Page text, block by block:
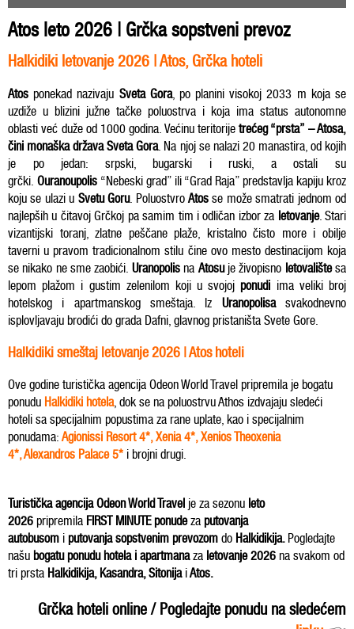
Atos leto 2026 | Grčka sopstveni prevoz
Halkidiki letovanje 2026 | Atos, Grčka hoteli
Atosponekad nazivaju Sveta Gora, po planini visokoj 2033 m koja se
uzdiže u blizini južne tačke poluostrva i koja ima status autonomne
oblasti već duže od 1000 godina. Većinu teritorijetrećeg “prsta” – Atosa,
čini monaška država Sveta Gora. Na njoj se nalazi 20 manastira, od kojih
je po jedan: srpski, bugarski i ruski, a ostali su
grčki. Ouranoupolis “Nebeski grad” ili “Grad Raja” predstavlja kapiju kroz
koju se ulazi u Svetu Goru. PoluostvroAtosse može smatrati jednom od
najlepših u čitavoj Grčkoj pa samim tim i odličan izbor za letovanje. Stari
vizantijski toranj, zlatne peščane plaže, kristalno čisto more i obilje
taverni u pravom tradicionalnom stilu čine ovo mesto destinacijom koja
se nikako ne sme zaobići. UranopolisnaAtosuje živopisno letovalištesa
lepom plažom i gustim zelenilom koji u svojojponudi ima veliki broj
hotelskog i apartmanskog smeštaja. Iz Uranopolisasvakodnevno
isplovljavaju brodići do grada Dafni, glavnog pristaništa Svete Gore.
Halkidiki smeštaj letovanje 2026 | Atos hoteli
Ove godine turistička agencija Odeon World Travel pripremila je bogatu
ponudu Halkidiki hotela, dok se na poluostrvu Athos izdvajaju sledeći
hoteli sa specijalnim popustima za rane uplate, kao i specijalnim
ponudama: Agionissi Resort 4*,Xenia 4*,Xenios Theoxenia
4*,Alexandros Palace5* i brojni drugi.
Turistička agencija Odeon World Travel je za sezonu leto
2026 pripremila FIRST MINUTE ponudeza putovanja
autobusom i putovanja sopstvenim prevozom do Halkidikija. Pogledajte
našu bogatu ponudu hotela i apartmanaza letovanje 2026 na svakom od
tri prsta Halkidikija, Kasandra,SitonijaiAtos.
Grčka hoteli online / Pogledajte ponudu na sledećem